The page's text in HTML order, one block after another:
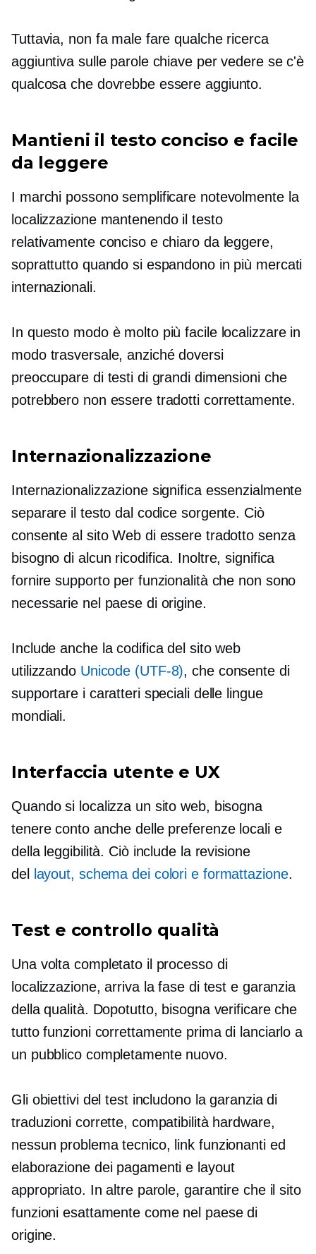
Tuttavia, non fa male fare qualche ricerca
aggiuntiva sulle parole chiave per vedere se c'è
qualcosa che dovrebbe essere aggiunto.
Mantieni il testo conciso e facile
da leggere
I marchi possono semplificare notevolmente la
localizzazione mantenendo il testo
relativamente conciso e chiaro da leggere,
soprattutto quando si espandono in più mercati
internazionali.
In questo modo è molto più facile localizzare in
modo trasversale, anziché doversi
preoccupare di testi di grandi dimensioni che
potrebbero non essere tradotti correttamente.
Internazionalizzazione
Internazionalizzazione significa essenzialmente
separare il testo dal codice sorgente. Ciò
consente al sito Web di essere tradotto senza
bisogno di alcun ricodifica. Inoltre, significa
fornire supporto per funzionalità che non sono
necessarie nel paese di origine.
Include anche la codifica del sito web
utilizzando Unicode (UTF-8), che consente di
supportare i caratteri speciali delle lingue
mondiali.
Interfaccia utente e UX
Quando si localizza un sito web, bisogna
tenere conto anche delle preferenze locali e
della leggibilità. Ciò include la revisione
del
layout, schema dei colori e formattazione.
Test e controllo qualità
Una volta completato il processo di
localizzazione, arriva la fase di test e garanzia
della qualità. Dopotutto, bisogna verificare che
tutto funzioni correttamente prima di lanciarlo a
un pubblico completamente nuovo.
Gli obiettivi del test includono la garanzia di
traduzioni corrette, compatibilità hardware,
nessun problema tecnico, link funzionanti ed
elaborazione dei pagamenti e layout
appropriato. In altre parole, garantire che il sito
funzioni esattamente come nel paese di
origine.